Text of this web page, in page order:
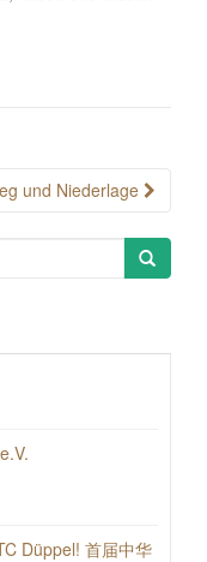
und Niederlage
Düppel! 首届中华